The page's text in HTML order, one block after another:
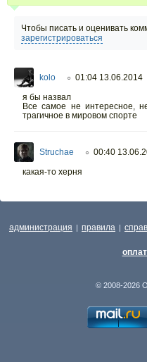
Чтобы писать и оценивать
зарегистрироваться
kolo ○ 01:04 13.06.2014
я бы назвал
Все самое не интересное,
трагичное в мировом спорте
Struchae ○ 00:40
какая-то херня
администрация | правила |
© 2008-2026